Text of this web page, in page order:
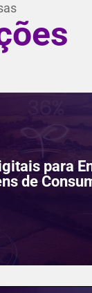
para
de